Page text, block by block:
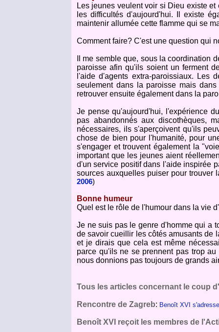
Les jeunes veulent voir si Dieu existe
les difficultés d'aujourd'hui. Il existe
maintenir allumée cette flamme qui se
Comment faire? C'est une question qui
Il me semble que, sous la coordination
paroisse afin qu'ils soient un ferment
l'aide d'agents extra-paroissiaux. Les
seulement dans la paroisse mais
retrouver ensuite également dans la
Je pense qu'aujourd'hui, l'expérience
pas abandonnés aux discothèques,
nécessaires, ils s'aperçoivent qu'ils
chose de bien pour l'humanité, pour
s'engager et trouvent également la
important que les jeunes aient
d'un service positif dans l'aide inspirée
sources auxquelles puiser pour trouver
2006)
Bonne humeur
Quel est le rôle de l'humour dans la vie
Je ne suis pas le genre d'homme qui a
de savoir cueillir les côtés amusants de
et je dirais que cela est même
parce qu'ils ne se prennent pas trop
nous donnions pas toujours de grands
Tous les articles concernant le coup
Rencontre de Zagreb: Benoît XVI
Benoît XVI reçoit les membres de